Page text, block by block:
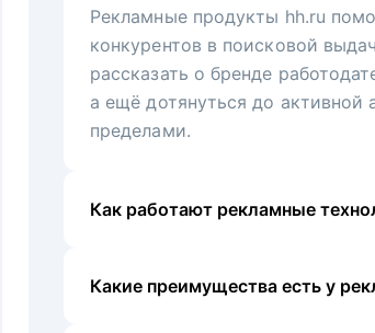
Рекламные продукты hh.ru
конкурентов в поисковой
рассказать о бренде
а ещё дотянуться до активной
пределами.
Как работают рекламные
Какие преимущества есть у